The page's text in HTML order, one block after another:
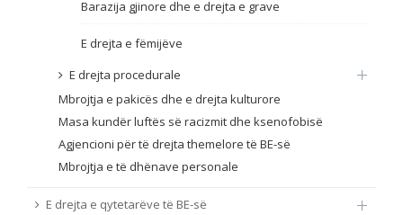
Barazija gjinore dhe e drejta e grave
E drejta e fëmijëve
E drejta procedurale
Mbrojtja e pakicës dhe e drejta kulturore
Masa kundër luftës së racizmit dhe ksenofobisë
Agjencioni për të drejta themelore të BE-së
Mbrojtja e të dhënave personale
E drejta e qytetarëve të BE-së